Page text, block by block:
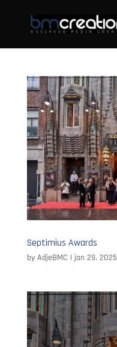
Septimius Awards
by AdjeBMC | jan 29, 2025